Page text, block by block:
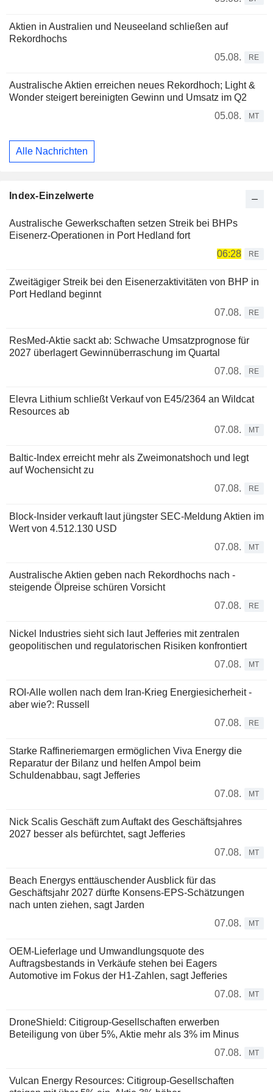
Aktien in Australien und Neuseeland schließen auf
Rekordhochs
05.08.
RE
Australische Aktien erreichen neues Rekordhoch; Light &
Wonder steigert bereinigten Gewinn und Umsatz im Q2
05.08.
MT
Alle Nachrichten
Index-Einzelwerte
Australische Gewerkschaften setzen Streik bei BHPs
Eisenerz-Operationen in Port Hedland fort
06:28
RE
Zweitägiger Streik bei den Eisenerzaktivitäten von BHP in
Port Hedland beginnt
07.08.
RE
ResMed-Aktie sackt ab: Schwache Umsatzprognose für
2027 überlagert Gewinnüberraschung im Quartal
07.08.
RE
Elevra Lithium schließt Verkauf von E45/2364 an Wildcat
Resources ab
07.08.
MT
Baltic-Index erreicht mehr als Zweimonatshoch und legt
auf Wochensicht zu
07.08.
RE
Block-Insider verkauft laut jüngster SEC-Meldung Aktien im
Wert von 4.512.130 USD
07.08.
MT
Australische Aktien geben nach Rekordhochs nach -
steigende Ölpreise schüren Vorsicht
07.08.
RE
Nickel Industries sieht sich laut Jefferies mit zentralen
geopolitischen und regulatorischen Risiken konfrontiert
07.08.
MT
ROI-Alle wollen nach dem Iran-Krieg Energiesicherheit -
aber wie?: Russell
07.08.
RE
Starke Raffineriemargen ermöglichen Viva Energy die
Reparatur der Bilanz und helfen Ampol beim
Schuldenabbau, sagt Jefferies
07.08.
MT
Nick Scalis Geschäft zum Auftakt des Geschäftsjahres
2027 besser als befürchtet, sagt Jefferies
07.08.
MT
Beach Energys enttäuschender Ausblick für das
Geschäftsjahr 2027 dürfte Konsens-EPS-Schätzungen
nach unten ziehen, sagt Jarden
07.08.
MT
OEM-Lieferlage und Umwandlungsquote des
Auftragsbestands in Verkäufe stehen bei Eagers
Automotive im Fokus der H1-Zahlen, sagt Jefferies
07.08.
MT
DroneShield: Citigroup-Gesellschaften erwerben
Beteiligung von über 5%, Aktie mehr als 3% im Minus
07.08.
MT
Vulcan Energy Resources: Citigroup-Gesellschaften